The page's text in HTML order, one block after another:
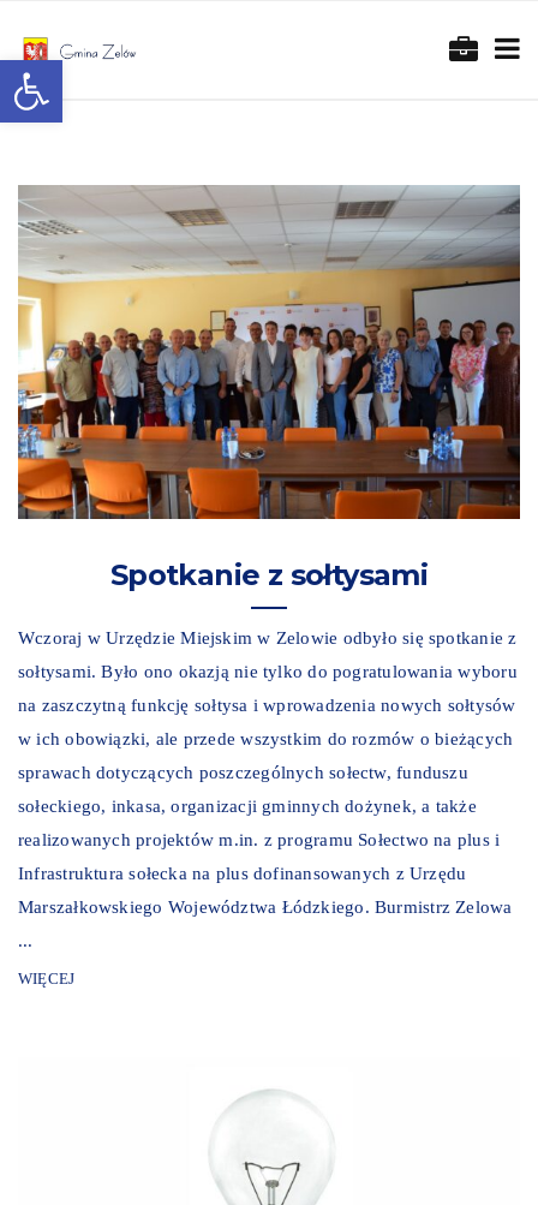
Otwórz pasek narzędzi
Spotkanie z sołtysami
Wczoraj w Urzędzie Miejskim w Zelowie odbyło się spotkanie z
sołtysami. Było ono okazją nie tylko do pogratulowania wyboru
na zaszczytną funkcję sołtysa i wprowadzenia nowych sołtysów
w ich obowiązki, ale przede wszystkim do rozmów o bieżących
sprawach dotyczących poszczególnych sołectw, funduszu
sołeckiego, inkasa, organizacji gminnych dożynek, a także
realizowanych projektów m.in. z programu Sołectwo na plus i
Infrastruktura sołecka na plus dofinansowanych z Urzędu
Marszałkowskiego Województwa Łódzkiego. Burmistrz Zelowa
...
WIĘCEJ